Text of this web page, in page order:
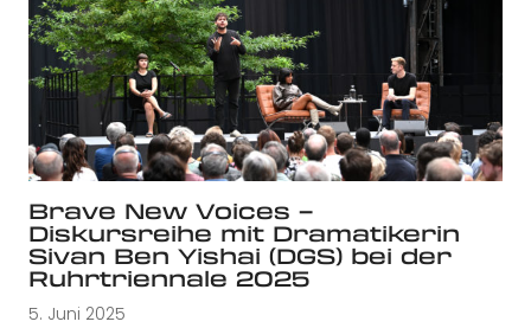
Brave New Voices –
Diskursreihe mit Dramatikerin
Sivan Ben Yishai (DGS) bei der
Ruhrtriennale 2025
5. Juni 2025